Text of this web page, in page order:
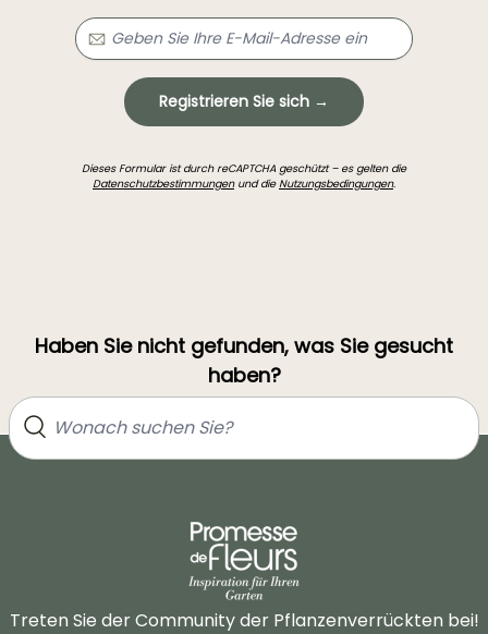
Registrieren Sie sich →
Dieses Formular ist durch reCAPTCHA geschützt – es gelten die
Datenschutzbestimmungenund dieNutzungsbedingungen.
Haben Sie nicht gefunden, was Sie gesucht
haben?
Treten Sie der Community der Pflanzenverrückten bei!